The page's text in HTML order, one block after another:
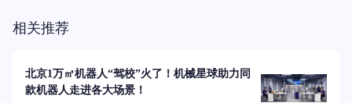
相关推荐
北京1万㎡机器人“驾校”火了！机械星球助力同
款机器人走进各大场景！